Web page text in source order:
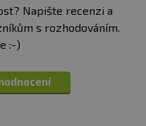
Napište recenzi a
s rozhodováním.
:-)